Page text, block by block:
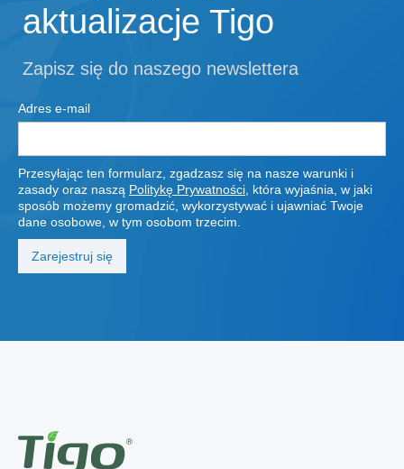
aktualizacje Tigo
Zapisz się do naszego newslettera
Adres e-mail
Przesyłając ten formularz, zgadzasz się na nasze warunki i
zasady oraz naszą Politykę Prywatności , która wyjaśnia, w jaki
sposób możemy gromadzić, wykorzystywać i ujawniać Twoje
dane osobowe, w tym osobom trzecim.